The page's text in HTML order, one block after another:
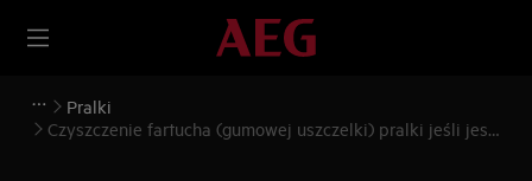
Pralki
Czyszczenie fartucha (gumowej uszczelki) pralki jeśli jest